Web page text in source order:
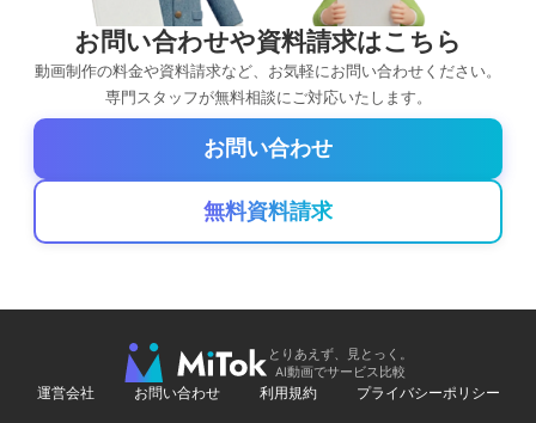
お問い合わせや資料請求はこちら
動画制作の料金や資料請求など、お気軽にお問い合わせください。
専門スタッフが無料相談にご対応いたします。
お問い合わせ
無料資料請求
とりあえず、見とっく。
AI動画でサービス比較
運営会社 お問い合わせ 利用規約 プライバシーポリシー